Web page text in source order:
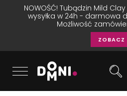
NOWOŚĆ! Tubądzin Mild
wysyłka w 24h - darmowa
Możliwość
ZOBACZ